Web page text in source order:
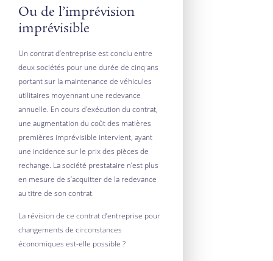
Ou de l’imprévision
imprévisible
Un contrat d’entreprise est conclu entre
deux sociétés pour une durée de cinq ans
portant sur la maintenance de véhicules
utilitaires moyennant une redevance
annuelle. En cours d’exécution du contrat,
une augmentation du coût des matières
premières imprévisible intervient, ayant
une incidence sur le prix des pièces de
rechange. La société prestataire n’est plus
en mesure de s’acquitter de la redevance
au titre de son contrat.
La révision de ce contrat d’entreprise pour
changements de circonstances
économiques est-elle possible ?